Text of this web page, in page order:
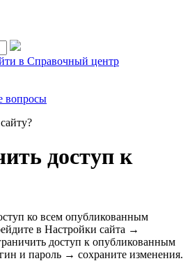
в Справочный центр
вопросы
доступ к
ко всем опубликованным
в Настройки сайта →
доступ к опубликованным
и пароль → сохраните изменения.